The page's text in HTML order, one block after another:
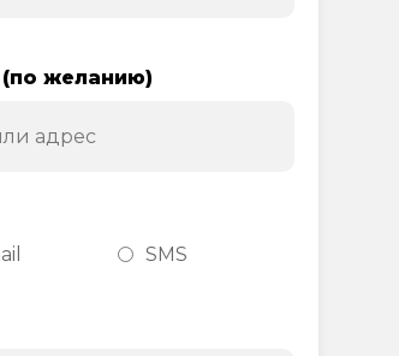
желанию)
SMS